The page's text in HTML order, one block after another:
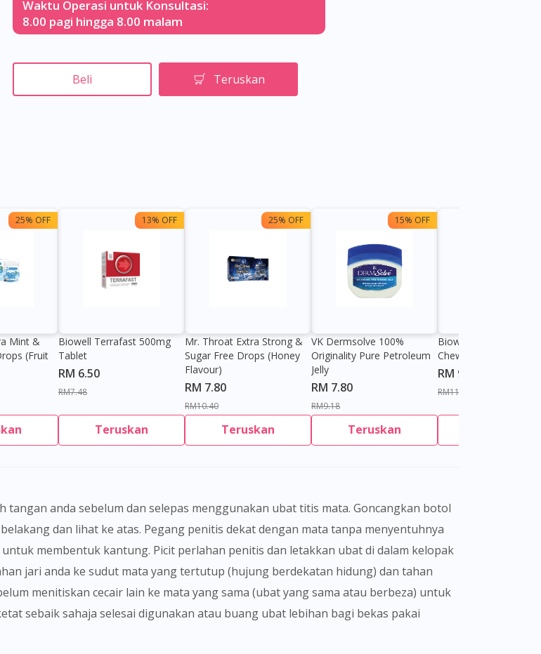
Waktu Operasi untuk Konsultasi:
8.00 pagi hingga 8.00 malam
Beli Teruskan
25% OFF
Mint &
(Fruit
13% OFF
Biowell Terrafast 500mg
Tablet
RM 6.50
RM7.48
Teruskan
25% OFF
Mr. Throat Extra Strong &
Sugar Free Drops (Honey
Flavour)
RM 7.80
RM10.40
Teruskan
15% OFF
VK Dermsolve 100%
Originality Pure Petroleum
Jelly
RM 7.80
RM9.18
Teruskan
Biowell Zeero 200mg
Chewable Tablet
RM 9.80
RM11.27
dan lihat ke atas. Pegang penitis dekat dengan mata tanpa menyentuhnya
membentuk kantung. Picit perlahan penitis dan letakkan ubat di dalam kelopak
jari anda ke sudut mata yang tertutup (hujung berdekatan hidung) dan tahan
menitiskan cecair lain ke mata yang sama (ubat yang sama atau berbeza) untuk
sebaik sahaja selesai digunakan atau buang ubat lebihan bagi bekas pakai